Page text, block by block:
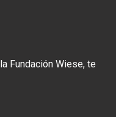
Fundación Wiese, te